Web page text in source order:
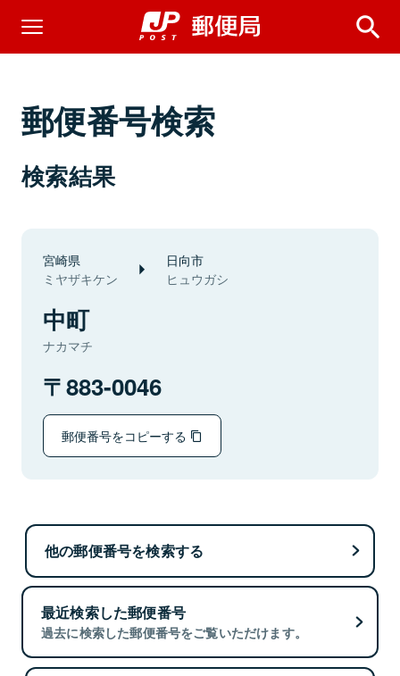
郵便番号検索
検索結果
宮崎県
ミヤザキケン
日向市
ヒュウガシ
中町
ナカマチ
883-0046
郵便番号をコピーする
他の郵便番号を検索する
最近検索した郵便番号
過去に検索した郵便番号をご覧いただけます。